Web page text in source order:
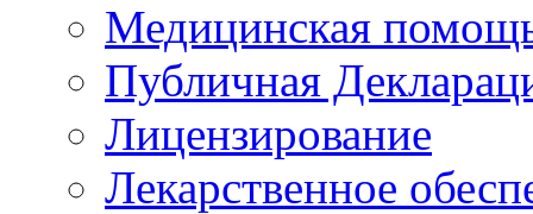
Медицинская
Публичная
Лицензирование
Лекарственное